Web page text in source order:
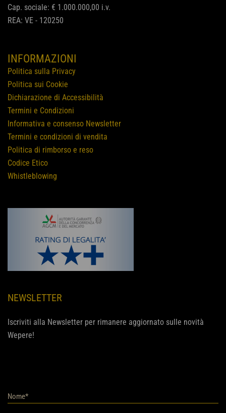
Cap. sociale: € 1.000.000,00 i.v.
REA: VE - 120250
INFORMAZIONI
Politica sulla Privacy
Politica sui Cookie
Dichiarazione di Accessibilità
Termini e Condizioni
Informativa e consenso Newsletter
Termini e condizioni di vendita
Politica di rimborso e reso
Codice Etico
Whistleblowing
NEWSLETTER
Iscriviti alla Newsletter per rimanere aggiornato sulle novità
Wepere!